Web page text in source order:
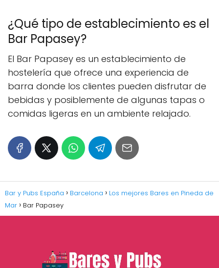
¿Qué tipo de establecimiento es el
Bar Papasey?
El Bar Papasey es un establecimiento de
hostelería que ofrece una experiencia de
barra donde los clientes pueden disfrutar de
bebidas y posiblemente de algunas tapas o
comidas ligeras en un ambiente relajado.
Bar y Pubs España Barcelona
Los mejores Bares en Pineda de
Mar
Bar Papasey